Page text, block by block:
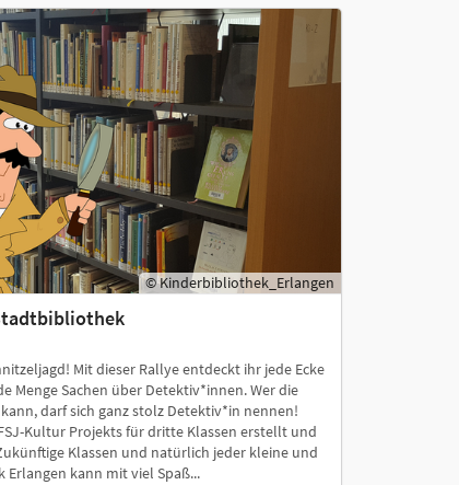
© Kinderbibliothek_Erlangen
Mit dieser Rallye entdeckt ihr jede Ecke
Menge Sachen über Detektiv*innen. Wer die
darf sich ganz stolz Detektiv*in nennen!
Kultur Projekts für dritte Klassen erstellt und
Klassen und natürlich jeder kleine und
kann mit viel Spaß...